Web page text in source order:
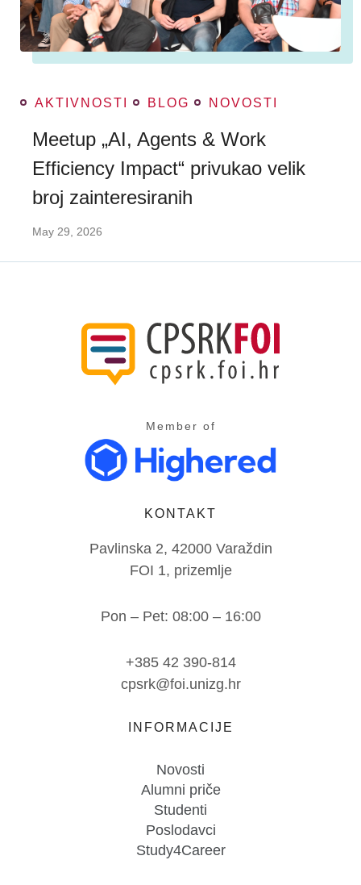
AKTIVNOSTI BLOG NOVOSTI
Meetup „AI, Agents & Work
Efficiency Impact“ privukao velik
broj zainteresiranih
May 29, 2026
Member of
KONTAKT
Pavlinska 2, 42000 Varaždin
FOI 1, prizemlje
Pon – Pet: 08:00 – 16:00
+385 42 390-814
cpsrk@foi.unizg.hr
INFORMACIJE
Novosti
Alumni priče
Studenti
Poslodavci
Study4Career